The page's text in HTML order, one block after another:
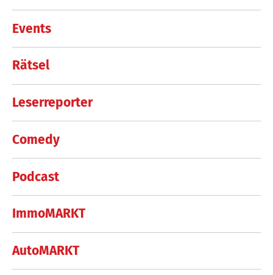
Events
Rätsel
Leserreporter
Comedy
Podcast
ImmoMARKT
AutoMARKT